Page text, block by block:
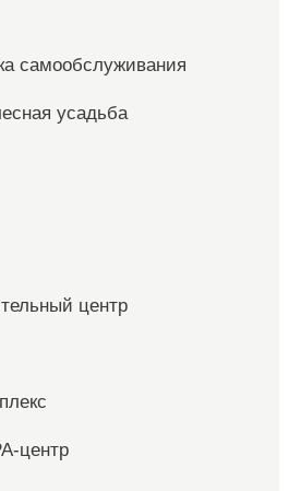
самообслуживания
усадьба
центр
центр